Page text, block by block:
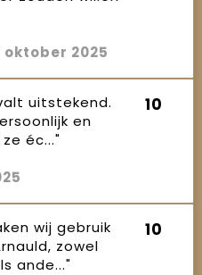
oktober 2025
uitstekend.
en
éc..."
10
wij gebruik
zowel
ande..."
10